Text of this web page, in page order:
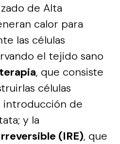
de Alta
calor para
las células
el tejido sano
, que consiste
células
introducción de
y la
(IRE), que